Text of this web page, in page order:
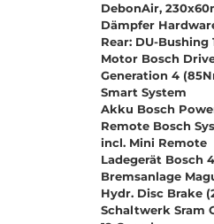
DebonAir,
Dämpfer
Rear: DU-Bushing
Motor Bosch
Generation 4
Smart System
Akku Bosch
Remote Bosch
incl. Mini Remote
Ladegerät Bosch
Bremsanlage
Hydr. Disc Brake
Schaltwerk Sram